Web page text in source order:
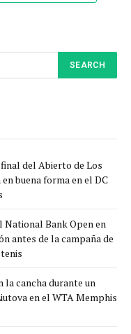
del Abierto de Los
buena forma en el DC
National Bank Open en
antes de la campaña de
la cancha durante un
en el WTA Memphis